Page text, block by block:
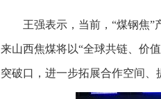
王强表示，当前，“煤钢焦
来山西焦煤将以“全球共链、价
突破口，进一步拓展合作空间、